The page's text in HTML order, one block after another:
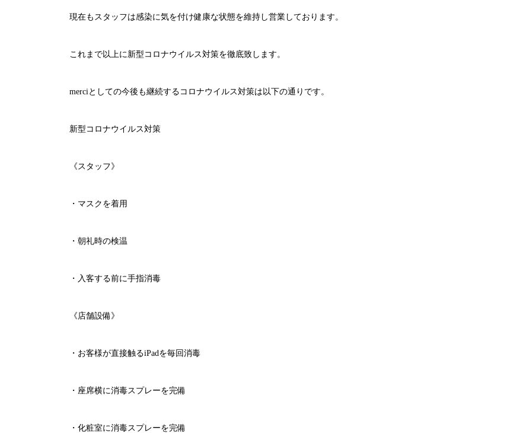
現在もスタッフは感染に気を付け健康な状態を維持し営業しております。
これまで以上に新型コロナウイルス対策を徹底致します。
merci としての今後も継続するコロナウイルス対策は以下の通りです。
新型コロナウイルス対策
《スタッフ》
・マスクを着用
・朝礼時の検温
・入客する前に手指消毒
《店舗設備》
・お客様が直接触るiPadを毎回消毒
・座席横に消毒スプレーを完備
・化粧室に消毒スプレーを完備